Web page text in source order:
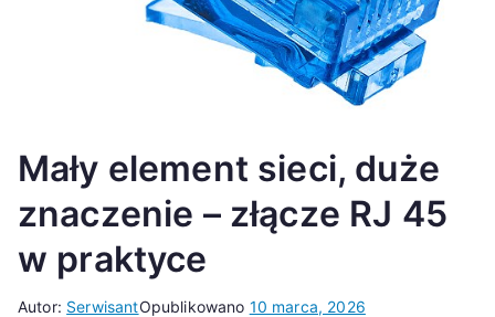
Mały element sieci, duże
znaczenie – złącze RJ 45
w praktyce
Autor: SerwisantOpublikowano 10 marca, 2026